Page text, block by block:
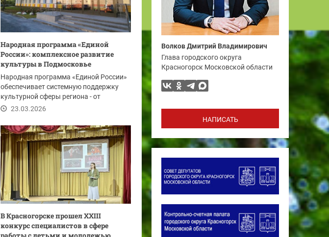
Народная программа «Единой
России»: комплексное развитие
культуры в Подмосковье
Народная программа «Единой России»
обеспечивает системную поддержку
культурной сферы региона - от
сохранения...
23.03.2026
В Красногорске прошел ХХIII
конкурс специалистов в сфере
Волков Дмитрий Владимирович
Глава городского округа
Красногорск Московской области
НАПИСАТЬ